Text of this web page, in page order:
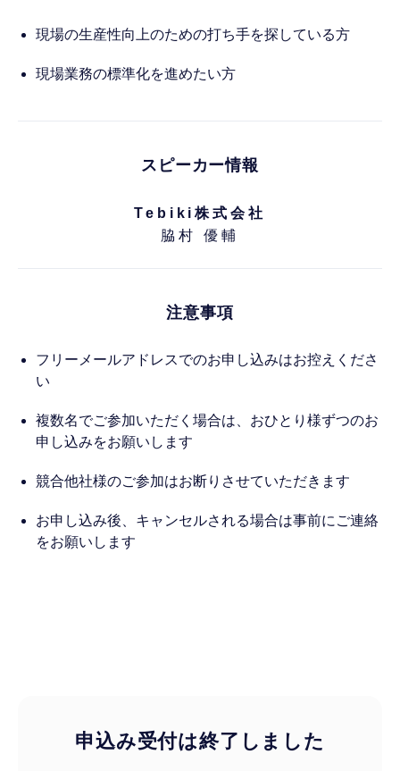
現場の生産性向上のための打ち手を探している方
現場業務の標準化を進めたい方
スピーカー情報
Tebiki株式会社
脇村 優輔
注意事項
フリーメールアドレスでのお申し込みはお控えくださ
い
複数名でご参加いただく場合は、おひとり様ずつのお
申し込みをお願いします
競合他社様のご参加はお断りさせていただきます
お申し込み後、キャンセルされる場合は事前にご連絡
をお願いします
申込み受付は終了しました